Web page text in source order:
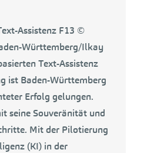
Assistenz F13 ©
Württemberg/Ilkay
Text-Assistenz
ist Baden-Württemberg
Erfolg gelungen.
seine Souveränität und
Mit der Pilotierung
(KI) in der